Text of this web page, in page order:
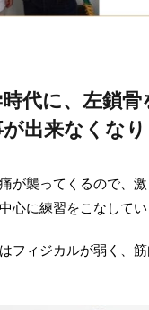
代に、左鎖
出来なくなり
が襲ってくるので、
心に練習をこなしてい
フィジカルが弱く、